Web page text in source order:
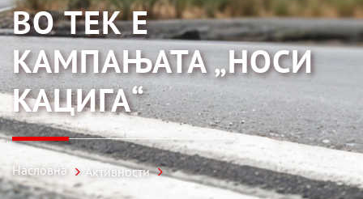
ВО ТЕК Е
КАМПАЊАТА „НОСИ
КАЦИГА“
Насловна Активности